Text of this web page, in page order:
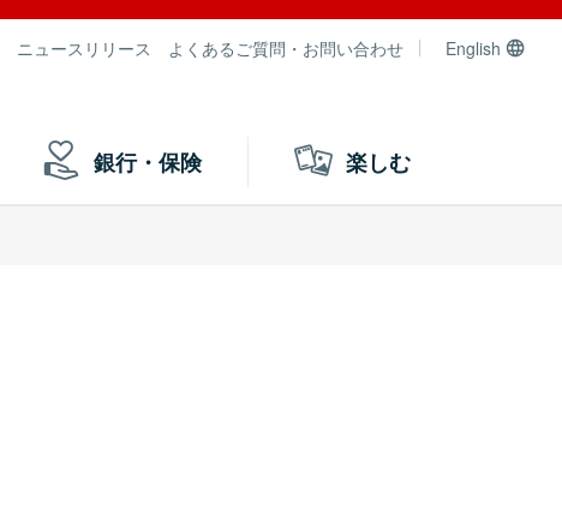
ニュースリリース よくあるご質問・お問い合わせ English
銀行・保険 楽しむ